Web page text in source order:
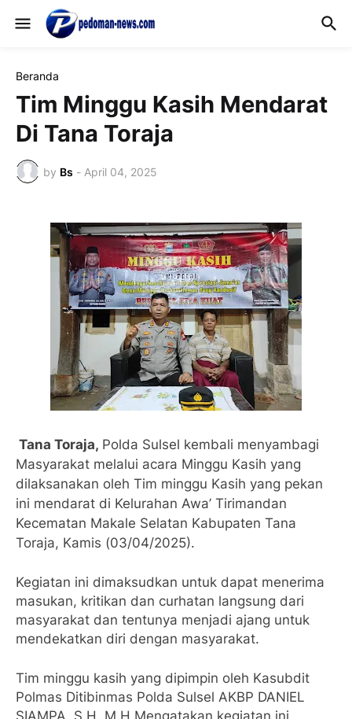
Beranda
Tim Minggu Kasih Mendarat
Di Tana Toraja
by Bs - April 04, 2025
Tana Toraja, Polda Sulsel kembali menyambagi
Masyarakat melalui acara Minggu Kasih yang
dilaksanakan oleh Tim minggu Kasih yang pekan
ini mendarat di Kelurahan Awa’ Tirimandan
Kecematan Makale Selatan Kabupaten Tana
Toraja, Kamis (03/04/2025).
Kegiatan ini dimaksudkan untuk dapat menerima
masukan, kritikan dan curhatan langsung dari
masyarakat dan tentunya menjadi ajang untuk
mendekatkan diri dengan masyarakat.
Tim minggu kasih yang dipimpin oleh Kasubdit
Polmas Ditibinmas Polda Sulsel AKBP DANIEL
SIAMPA, S.H.,M.H Mengatakan kegiatan ini